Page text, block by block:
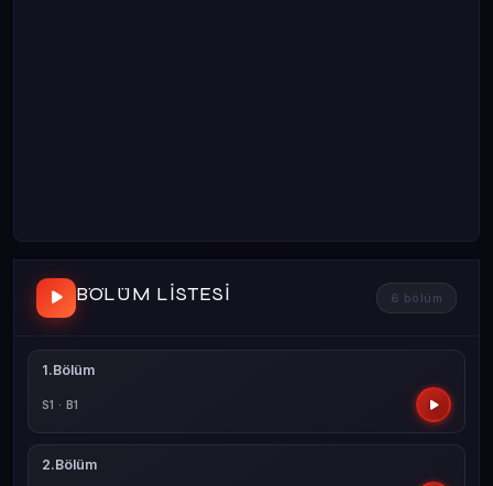
BÖLÜM LISTESI 6 bölüm
1.Bölüm
S1 · B1
2.Bölüm